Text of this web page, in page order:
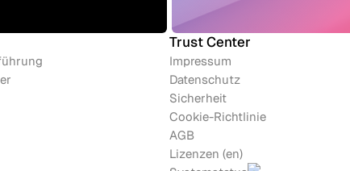
Trust Center
Impressum
Datenschutz
Sicherheit
Cookie-Richtlinie
AGB
Lizenzen (en)